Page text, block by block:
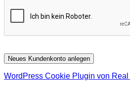
Neues Kundenkonto anlegen
WordPress Cookie Plugin von